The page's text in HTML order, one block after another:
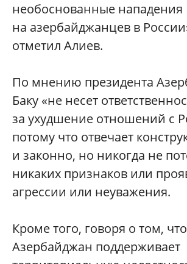
необоснованные нападения
на азербайджанцев в
отметил Алиев.
По мнению президента
Баку «не несет
за ухудшение отношений с
потому что отвечает
и законно, но никогда не
никаких признаков или
агрессии или неуважения.
Кроме того, говоря о том, что
Азербайджан поддерживает